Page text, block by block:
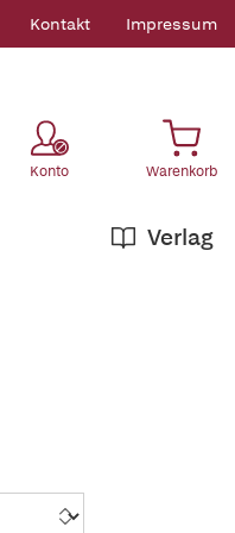
Kontakt Impressum
Konto Warenkorb
Verlag